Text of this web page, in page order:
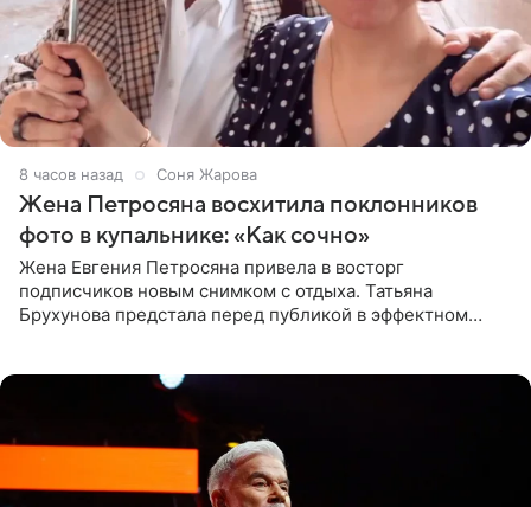
8 часов назад Соня Жарова
Жена Петросяна восхитила поклонников
фото в купальнике: «Как сочно»
Жена Евгения Петросяна привела в восторг
подписчиков новым снимком с отдыха. Татьяна
Брухунова предстала перед публикой в эффектном